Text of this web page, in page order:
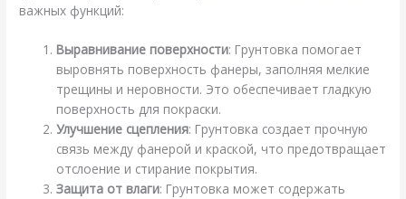
важных функций:
Выравнивание поверхности: Грунтовка помогает
выровнять поверхность фанеры, заполняя мелкие
трещины и неровности. Это обеспечивает гладкую
поверхность для покраски.
Улучшение сцепления: Грунтовка создает прочную
связь между фанерой и краской, что предотвращает
отслоение и стирание покрытия.
Защита от влаги: Грунтовка может содержать